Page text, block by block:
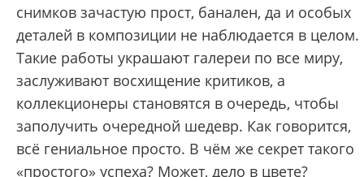
снимков зачастую прост, банален, да и особых
деталей в композиции не наблюдается в целом.
Такие работы украшают галереи по все миру,
заслуживают восхищение критиков, а
коллекционеры становятся в очередь, чтобы
заполучить очередной шедевр. Как говорится,
всё гениальное просто. В чём же секрет такого
«простого» успеха? Может, дело в цвете?